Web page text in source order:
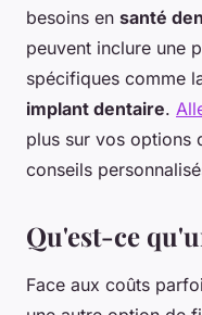
besoins en santé
peuvent inclure une
spécifiques comme
implant dentaire.
plus sur vos options
conseils
Qu'est-ce
Face aux coûts